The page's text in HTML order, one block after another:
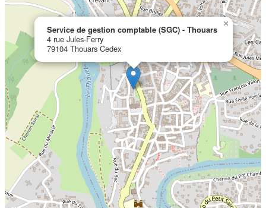
Service de gestion comptable (SGC) - Thouars
4 rue Jules-Ferry
79104 Thouars Cedex
×